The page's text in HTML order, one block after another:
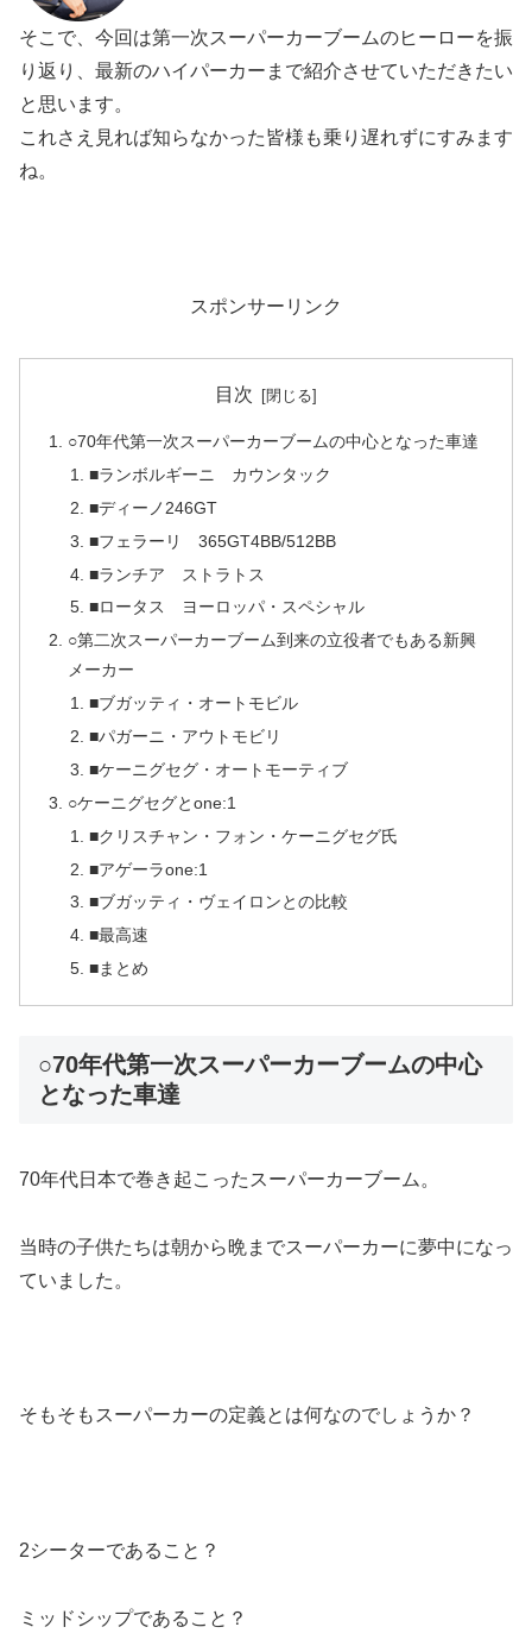
そこで、今回は第一次スーパーカーブームのヒーローを振
り返り、最新のハイパーカーまで紹介させていただきたい
と思います。
これさえ見れば知らなかった皆様も乗り遅れずにすみます
ね。
スポンサーリンク
目次
○70年代第一次スーパーカーブームの中心となった車達
■ランボルギーニ カウンタック
■ディーノ246GT
■フェラーリ 365GT4BB/512BB
■ランチア ストラトス
■ロータス ヨーロッパ・スペシャル
○第二次スーパーカーブーム到来の立役者でもある新興
メーカー
■ブガッティ・オートモビル
■パガーニ・アウトモビリ
■ケーニグセグ・オートモーティブ
○ケーニグセグとone:1
■クリスチャン・フォン・ケーニグセグ氏
■アゲーラone:1
■ブガッティ・ヴェイロンとの比較
■最高速
■まとめ
○70年代第一次スーパーカーブームの中心
となった車達
70年代日本で巻き起こったスーパーカーブーム。
当時の子供たちは朝から晩までスーパーカーに夢中になっ
ていました。
そもそもスーパーカーの定義とは何なのでしょうか？
2シーターであること？
ミッドシップであること？